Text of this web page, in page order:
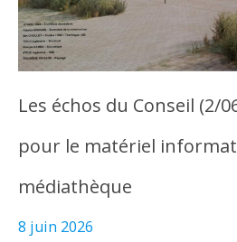
Les échos du Conseil (2/
pour le matériel
médiathèque
8 juin 2026